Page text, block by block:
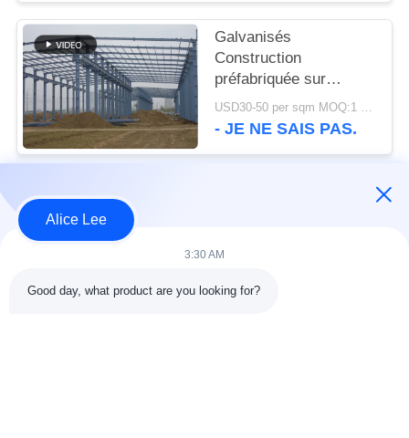
Galvanisés
Construction
préfabriquée sur
mesure cadre en acier USD30-50 per sqm MOQ:1 000 m2
- JE NE SAIS PAS.
Catégories populaires Tous
structure métallique
métallique
Alice Lee
3:30 AM
Good day, what product are you looking for?